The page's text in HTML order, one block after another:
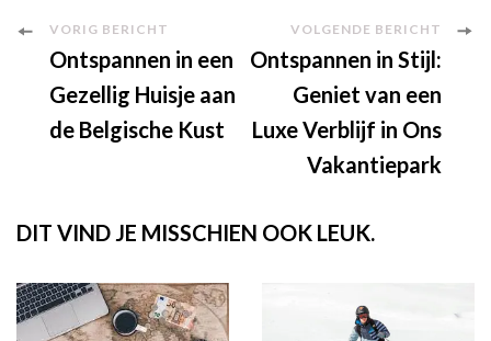
Berichtnavigatie
VORIG BERICHT
Ontspannen in een
Gezellig Huisje aan
de Belgische Kust
VOLGENDE BERICHT
Ontspannen in Stijl:
Geniet van een
Luxe Verblijf in Ons
Vakantiepark
DIT VIND JE MISSCHIEN OOK LEUK.